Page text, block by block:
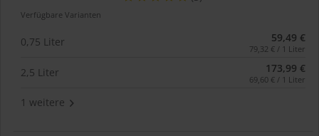
Verfügbare Varianten
0,75 Liter 59,49 €
79,32 € / 1 Liter
2,5 Liter 173,99 €
69,60 € / 1 Liter
1 weitere